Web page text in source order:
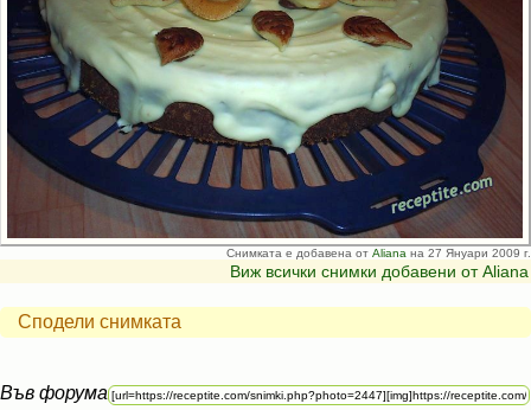
Снимката е добавена от Aliana на 27 Януари 2009 г.
Виж всички снимки добавени от Aliana
Сподели снимката
Във форума